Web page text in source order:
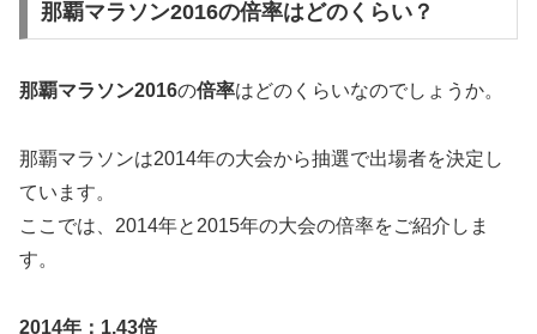
那覇マラソン2016の倍率はどのくらい？
那覇マラソン2016の倍率はどのくらいなのでしょうか。
那覇マラソンは2014年の大会から抽選で出場者を決定し
ています。
ここでは、2014年と2015年の大会の倍率をご紹介しま
す。
2014年： 1.43倍